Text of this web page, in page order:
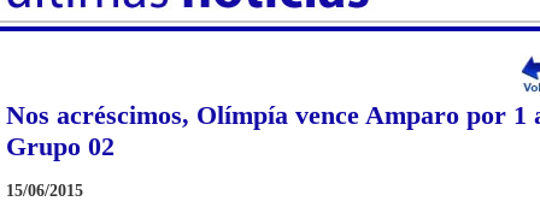
Nos acréscimos, Olímpía vence Amparo por 1
Grupo 02
15/06/2015